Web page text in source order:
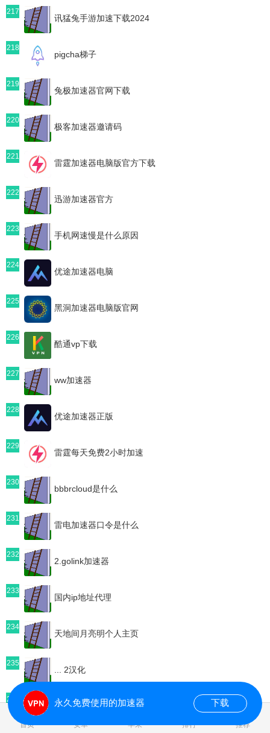
217
讯猛兔手游加速下载2024
218
pigcha梯子
219
兔极加速器官网下载
220
极客加速器邀请码
221
雷霆加速器电脑版官方下载
222
迅游加速器官方
223
手机网速慢是什么原因
224
优途加速器电脑
225
黑洞加速器电脑版官网
226
酷通vp下载
227
ww加速器
228
优途加速器正版
229
雷霆每天免费2小时加速
230
bbbrcloud是什么
231
雷电加速器口令是什么
232
2.golink加速器
233
国内ip地址代理
234
天地间月亮明个人主页
235
... 2汉化
236
加速器US
首页 安卓 苹果 排行 推荐
永久免费使用的加速器 下载
0.072066s